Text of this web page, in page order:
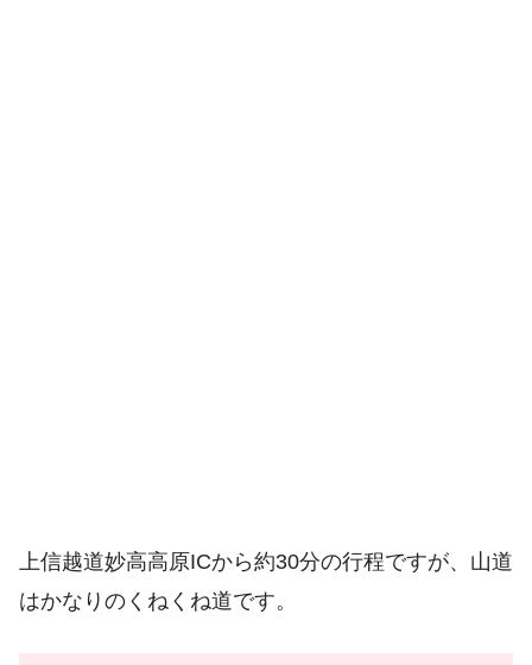
上信越道妙高高原ICから約30分の行程ですが、山道
はかなりのくねくね道です。